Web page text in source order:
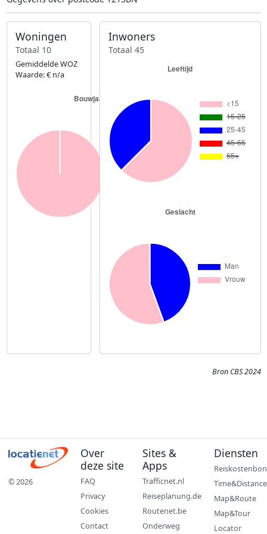
Woningen
Totaal 10
Gemiddelde WOZ
Waarde: € n/a
Inwoners
Totaal 45
Bron CBS 2024
© 2026
Over
deze site
FAQ
Privacy
Cookies
Contact
Sites &
Apps
Trafficnet.nl
Reiseplanung.de
Routenet.be
Onderweg
Diensten
Reiskostenbon
Time&Distance
Map&Route
Map&Tour
Locator